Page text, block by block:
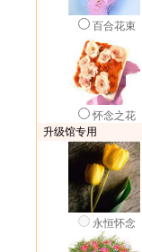
百合花束
怀念之花
升级馆专用
永恒怀念